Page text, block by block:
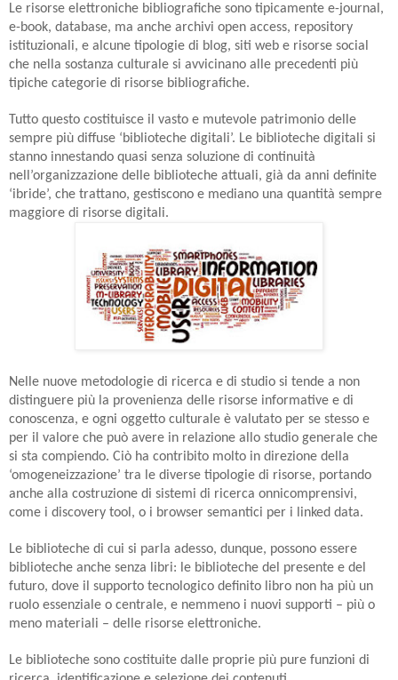
Le risorse elettroniche bibliografiche sono tipicamente e-journal,
e-book, database, ma anche archivi open access, repository
istituzionali, e alcune tipologie di blog, siti web e risorse social
che nella sostanza culturale si avvicinano alle precedenti più
tipiche categorie di risorse bibliografiche.
Tutto questo costituisce il vasto e mutevole patrimonio delle
sempre più diffuse ‘biblioteche digitali’. Le biblioteche digitali si
stanno innestando quasi senza soluzione di continuità
nell’organizzazione delle biblioteche attuali, già da anni definite
‘ibride’, che trattano, gestiscono e mediano una quantità sempre
maggiore di risorse digitali.
Nelle nuove metodologie di ricerca e di studio si tende a non
distinguere più la provenienza delle risorse informative e di
conoscenza, e ogni oggetto culturale è valutato per se stesso e
per il valore che può avere in relazione allo studio generale che
si sta compiendo. Ciò ha contribito molto in direzione della
‘omogeneizzazione’ tra le diverse tipologie di risorse, portando
anche alla costruzione di sistemi di ricerca onnicomprensivi,
come i discovery tool, o i browser semantici per i linked data.
Le biblioteche di cui si parla adesso, dunque, possono essere
biblioteche anche senza libri: le biblioteche del presente e del
futuro, dove il supporto tecnologico definito libro non ha più un
ruolo essenziale o centrale, e nemmeno i nuovi supporti – più o
meno materiali – delle risorse elettroniche.
Le biblioteche sono costituite dalle proprie più pure funzioni di